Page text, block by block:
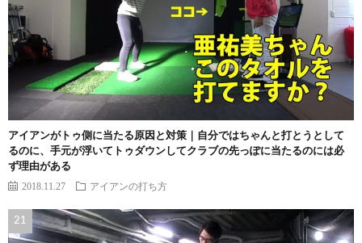
アイアンがトゥ側に当たる原因と対策｜自分ではちゃんと打とうとして
るのに、手元が浮いてトゥダウンしてクラブの先っぽに当たるのには必
ず理由がある
2018.11.27 アイアンの打ち方